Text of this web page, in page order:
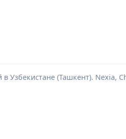
(Ташкент). Nexia,